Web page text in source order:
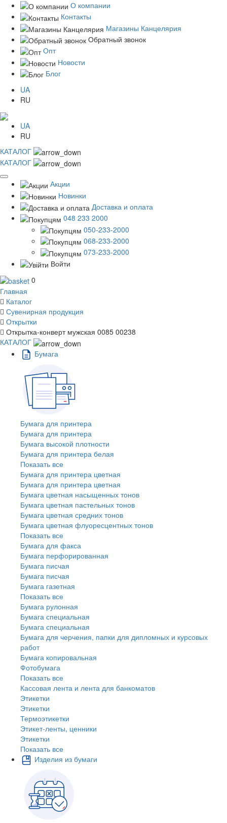
О компании
Контакты
Магазины Канцелярия
Обратный звонок
Опт
Новости
Блог
UA
RU
UA
RU
КАТАЛОГ
КАТАЛОГ
Акции
Новинки
Доставка и оплата
048 233 2000
050-233-2000
068-233-2000
073-233-2000
Войти
0
Главная
Каталог
Сувенирная продукция
Открытки
Открытка-конверт мужская 0085 00238
КАТАЛОГ
Бумага
Бумага для принтера
Бумага для принтера
Бумага высокой плотности
Бумага для принтера белая
Показать все
Бумага для принтера цветная
Бумага для принтера цветная
Бумага цветная насыщенных тонов
Бумага цветная пастельных тонов
Бумага цветная средних тонов
Бумага цветная флуоресцентных тонов
Показать все
Бумага для факса
Бумага перфорированная
Бумага писчая
Бумага писчая
Бумага газетная
Показать все
Бумага рулонная
Бумага специальная
Бумага специальная
Бумага для черчения, папки для дипломных и курсовых
работ
Бумага копировальная
Фотобумага
Показать все
Кассовая лента и лента для банкоматов
Этикетки
Этикетки
Термоэтикетки
Этикет-ленты, ценники
Этикетки
Показать все
Изделия из бумаги